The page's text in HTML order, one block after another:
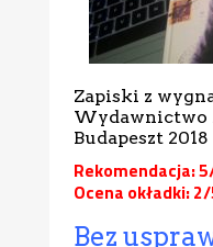
Zapiski z
Wydawnictwo
Budapeszt 2018
Rekomendacja:
Ocena okładki:
Bez